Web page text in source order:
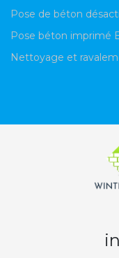
Pose de béton
Pose béton imprimé
Nettoyage et